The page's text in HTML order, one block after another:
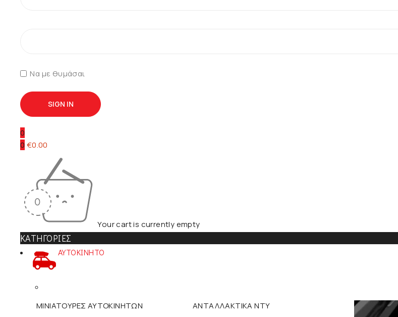
Να με θυμάσαι
0
0 €0.00
Your cart is currently empty
ΚΑΤΗΓΟΡΙΕΣ
ΑΥΤΟΚΙΝΗΤΟ
ΜΙΝΙΑΤΟΥΡΕΣ ΑΥΤΟΚΙΝΗΤΩΝ
ΑΝΤΑΛΛΑΚΤΙΚΑ NTY